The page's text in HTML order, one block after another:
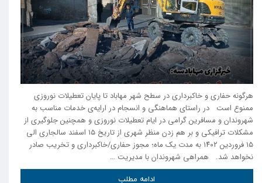
هرگونه حفاری و خاکبرداری در سطح شهر مهاباد تا پایان تعطیلات نوروزی
ممنوع است در راستای هماهنگی و انسجام در ارایەی خدمات مناسب به
شهروندان و مسافرین گرامی در ایام تعطیلات نوروزی و همچنین جلوگیری از
مشکلات ترافیکی و بر هم زدن منظر شهری از تاریخ ١۵ اسفند سالجاری الی
۱۵ فروردین ۱۴۰٢ به مدت یک ماه؛ مجوز حفاری/خاکبرداری و تخریب صادر
نخواهد شد. همراهی شهروندان با مدیریت …
ادامه مطلب